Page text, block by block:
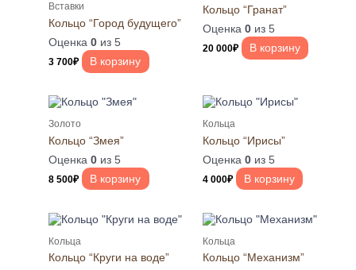
Вставки
Кольцо “Город будущего”
Оценка0 из 5
3 700₽ В корзину
Кольцо “Гранат”
Оценка 0из 5
20 000₽ В корзину
Золото
Кольцо “Змея”
Оценка0 из 5
8 500₽ В корзину
Кольца
Кольцо “Ирисы”
Оценка 0из 5
4 000₽ В корзину
Кольца
Кольцо “Круги на воде”
Кольца
Кольцо “Механизм”